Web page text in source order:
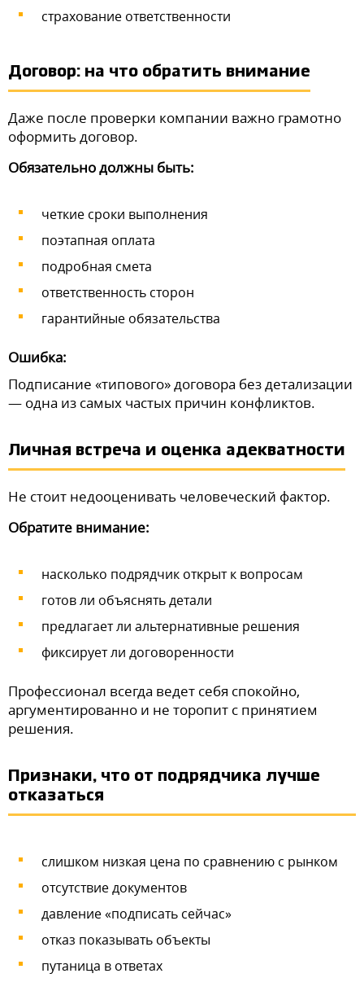
страхование ответственности
Договор: на что обратить внимание
Даже после проверки компании важно грамотно
оформить договор.
Обязательно должны быть:
четкие сроки выполнения
поэтапная оплата
подробная смета
ответственность сторон
гарантийные обязательства
Ошибка:
Подписание «типового» договора без детализации
— одна из самых частых причин конфликтов.
Личная встреча и оценка адекватности
Не стоит недооценивать человеческий фактор.
Обратите внимание:
насколько подрядчик открыт к вопросам
готов ли объяснять детали
предлагает ли альтернативные решения
фиксирует ли договоренности
Профессионал всегда ведет себя спокойно,
аргументированно и не торопит с принятием
решения.
Признаки, что от подрядчика лучше
отказаться
слишком низкая цена по сравнению с рынком
отсутствие документов
давление «подписать сейчас»
отказ показывать объекты
путаница в ответах